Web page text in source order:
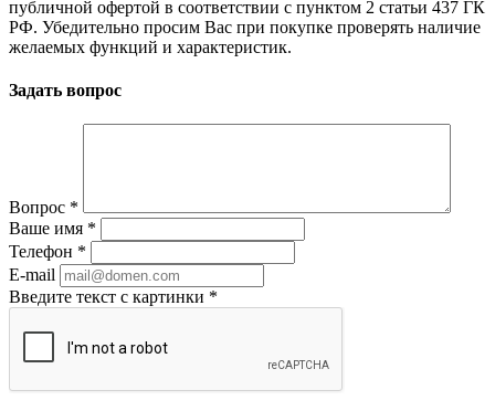
публичной офертой в соответствии с пунктом 2 статьи 437 ГК
РФ. Убедительно просим Вас при покупке проверять наличие
желаемых функций и характеристик.
Задать вопрос
Вопрос *
Ваше имя *
Телефон *
E-mail
Введите текст с картинки *